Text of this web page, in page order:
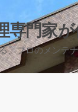
専門家
、プロのメンテ